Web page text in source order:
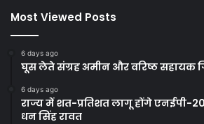
Most Viewed Posts
6 days ago
घूस लेते संग्रह अमीन और वरिष्ठ सहायक
6 days ago
राज्य में शत-प्रतिशत लागू होंगे एनईपी-
धन सिंह रावत